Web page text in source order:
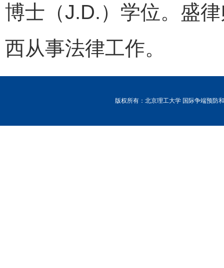
博士（J.D.）学位。盛
西从事法律工作。
版权所有：北京理工大学 国际争端预防